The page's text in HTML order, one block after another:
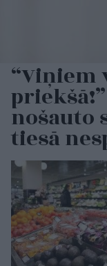
“Viņiem
nošauto
tiesā